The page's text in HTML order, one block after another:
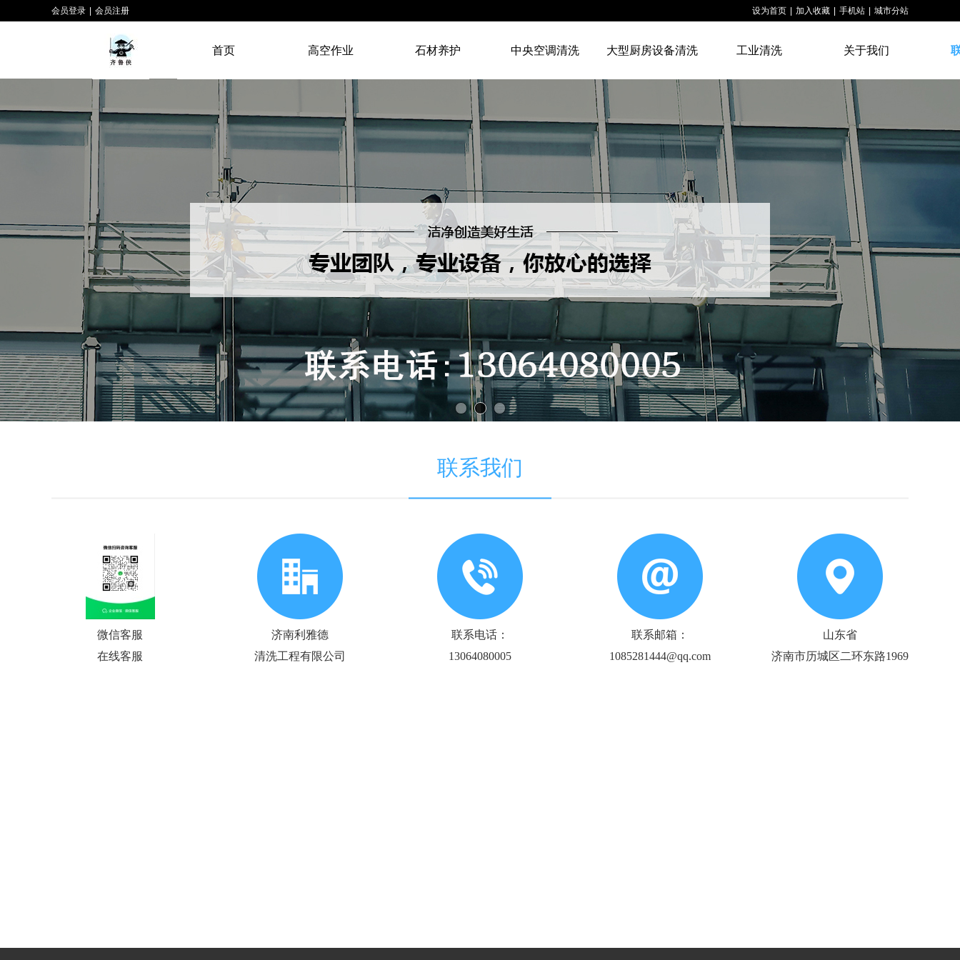
首页 高空作业 石材养护 中央空调清洗 大型厨房设备清洗 工业清洗 关于我们
会员登录 会员注册 设为首页 加入收藏 手机站 城市分站
微信客服
在线客服
济南利雅德
清洗工程有限公司
联系电话：
13064080005
联系邮箱：
1085281444@qq.com
山东省
济南市历城区二环东路1969
联系我们